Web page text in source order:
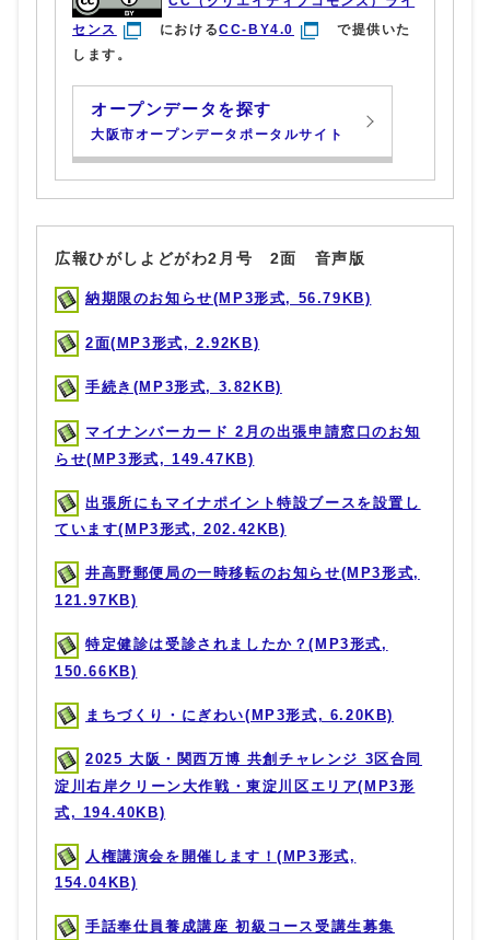
センス
におけるCC-BY4.0
で提供いた
します。
オープンデータを探す
大阪市オープンデータポータルサイト
広報ひがしよどがわ2月号 2面 音声版
納期限のお知らせ(MP3形式, 56.79KB)
2面(MP3形式, 2.92KB)
手続き(MP3形式, 3.82KB)
マイナンバーカード 2月の出張申請窓口のお知
らせ(MP3形式, 149.47KB)
出張所にもマイナポイント特設ブースを設置し
ています(MP3形式, 202.42KB)
井高野郵便局の一時移転のお知らせ(MP3形式,
121.97KB)
特定健診は受診されましたか？(MP3形式,
150.66KB)
まちづくり・にぎわい(MP3形式, 6.20KB)
2025 大阪・関西万博 共創チャレンジ 3区合同
淀川右岸クリーン大作戦・東淀川区エリア(MP3形
式, 194.40KB)
人権講演会を開催します！(MP3形式,
154.04KB)
手話奉仕員養成講座 初級コース受講生募集